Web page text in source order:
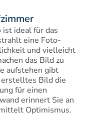
ideal für das
eine Foto-
und vielleicht
das Bild zu
aufstehen gibt
Bild die
für einen
erinnert Sie an
Optimismus.